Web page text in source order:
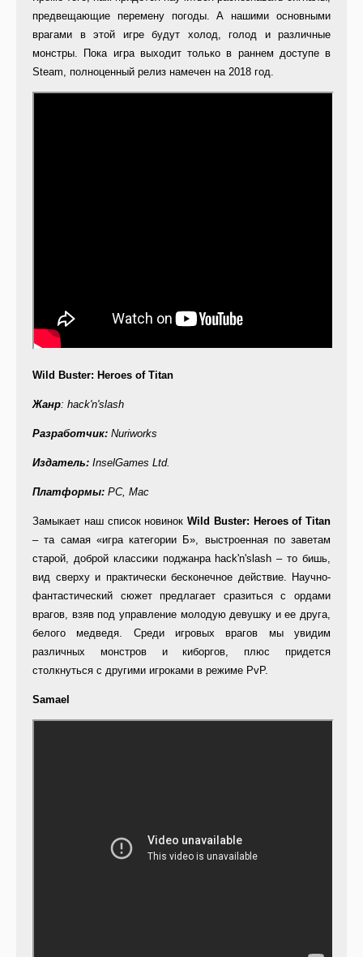
предвещающие перемену погоды. А нашими основными
врагами в этой игре будут холод, голод и различные
монстры. Пока игра выходит только в раннем доступе в
Steam, полноценный релиз намечен на 2018 год.
Wild Buster: Heroes of Titan
Жанр: hack'n'slash
Разработчик: Nuriworks
Издатель: InselGames Ltd.
Платформы: PC, Mac
Замыкает наш список новинок Wild Buster: Heroesof Titan
– та самая «игра категории Б», выстроенная по заветам
старой, доброй классики поджанра hack'n'slash – то бишь,
вид сверху и практически бесконечное действие. Научно-
фантастический сюжет предлагает сразиться с ордами
врагов, взяв под управление молодую девушку и ее друга,
белого медведя. Среди игровых врагов мы увидим
различных монстров и киборгов, плюс придется
столкнуться с другими игроками в режиме PvP.
Samael